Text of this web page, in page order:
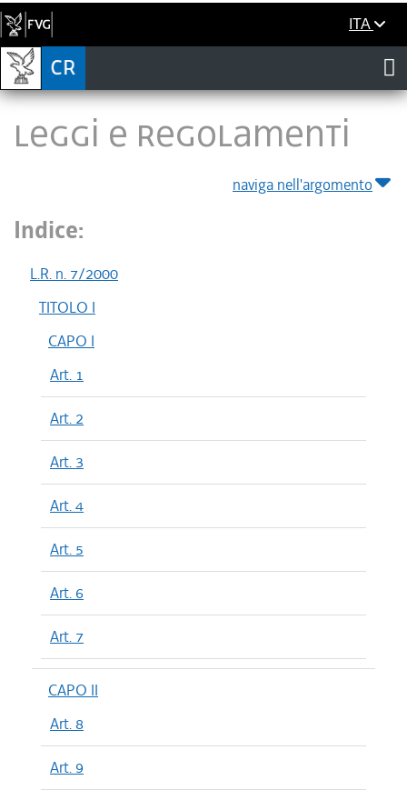
ITA
LEGGI E REGOLAMENTI
naviga nell'argomento
Indice:
L.R. n. 7/2000
TITOLO I
CAPO I
Art. 1
Art. 2
Art. 3
Art. 4
Art. 5
Art. 6
Art. 7
CAPO II
Art. 8
Art. 9